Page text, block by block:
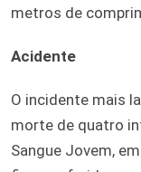
metros de
Acidente
O incidente mais
morte de quatro
Sangue Jovem,